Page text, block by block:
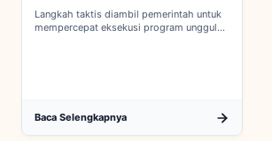
Langkah taktis diambil pemerintah untuk
mempercepat eksekusi program unggulan
Baca Selengkapnya